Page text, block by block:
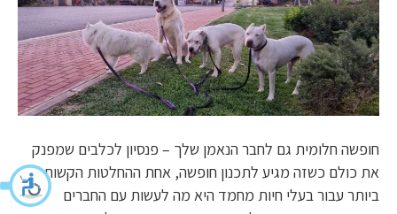
חופשה חלומית גם לחבר הנאמן שלך – פנסיון לכלבים שמפנק
את כולם כשזה מגיע לתכנון חופשה, אחת ההחלטות הקשות
ביותר עבור בעלי חיות מחמד היא מה לעשות עם החברים